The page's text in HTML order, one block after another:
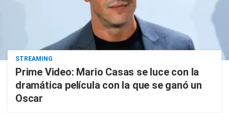
STREAMING
Prime Video: Mario Casas se luce con la
dramática película con la que se ganó un
Oscar